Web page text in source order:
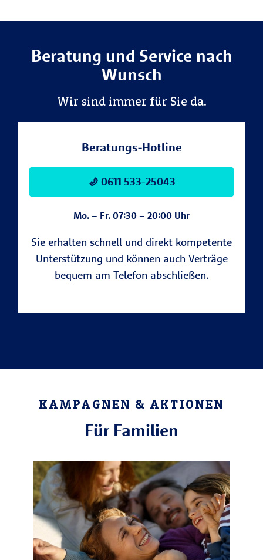
Beratung und Service nach
Wunsch
Wir sind immer für Sie da.
Beratungs-Hotline
0611 533-25043
Mo. – Fr. 07:30 – 20:00 Uhr
Sie erhalten schnell und direkt kompetente
Unterstützung und können auch Verträge
bequem am Telefon abschließen.
KAMPAGNEN & AKTIONEN
Für Familien